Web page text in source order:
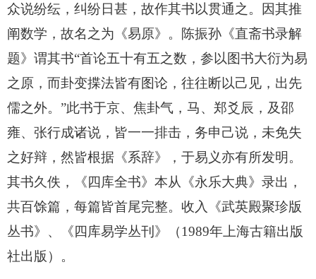
众说纷纭，纠纷日甚，故作其书以贯通之。因其推
阐数学，故名之为《易原》。陈振孙《直斋书录解
题》谓其书“首论五十有五之数，参以图书大衍为易
之原，而卦变揲法皆有图论，往往断以己见，出先
儒之外。”此书于京、焦卦气，马、郑爻辰，及邵
雍、张行成诸说，皆一一排击，务申己说，未免失
之好辩，然皆根据《系辞》，于易义亦有所发明。
其书久佚，《四库全书》本从《永乐大典》录出，
共百馀篇，每篇皆首尾完整。收入《武英殿聚珍版
丛书》、《四库易学丛刊》（1989年上海古籍出版
社出版）。